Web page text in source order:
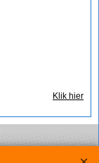
Klik hier